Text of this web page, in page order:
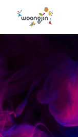
WRMS